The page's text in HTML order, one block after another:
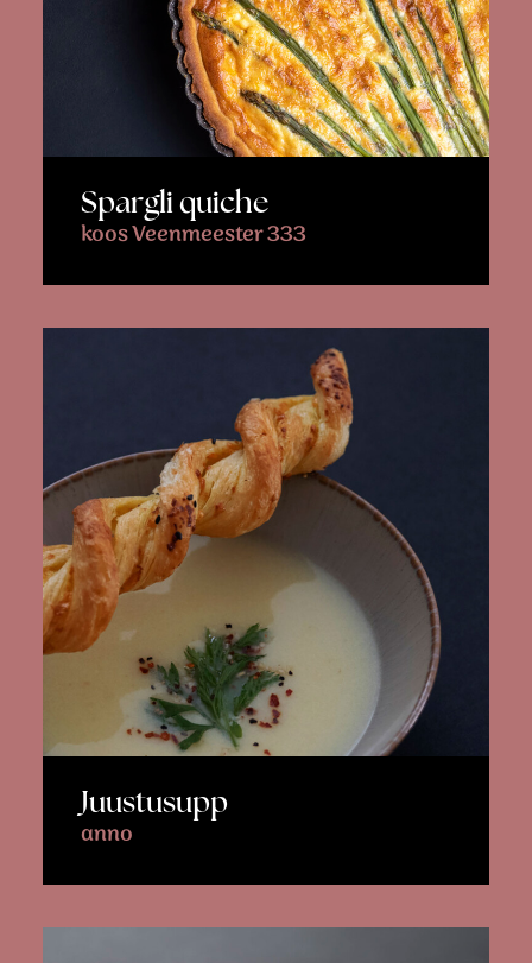
Spargli quiche
koos Veenmeester 333
Juustusupp
anno